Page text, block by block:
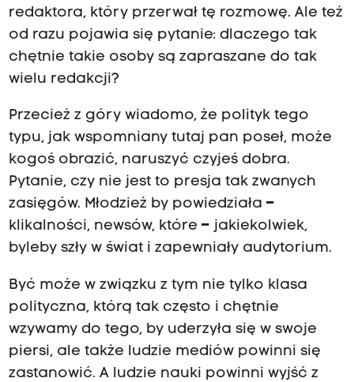
redaktora, który przerwał tę rozmowę. Ale też
od razu pojawia się pytanie: dlaczego tak
chętnie takie osoby są zapraszane do tak
wielu redakcji?
Przecież z góry wiadomo, że polityk tego
typu, jak wspomniany tutaj pan poseł, może
kogoś obrazić, naruszyć czyjeś dobra.
Pytanie, czy nie jest to presja tak zwanych
zasięgów. Młodzież by powiedziała –
klikalności, newsów, które – jakiekolwiek,
byleby szły w świat i zapewniały audytorium.
Być może w związku z tym nie tylko klasa
polityczna, którą tak często i chętnie
wzywamy do tego, by uderzyła się w swoje
piersi, ale także ludzie mediów powinni się
zastanowić. A ludzie nauki powinni wyjść z